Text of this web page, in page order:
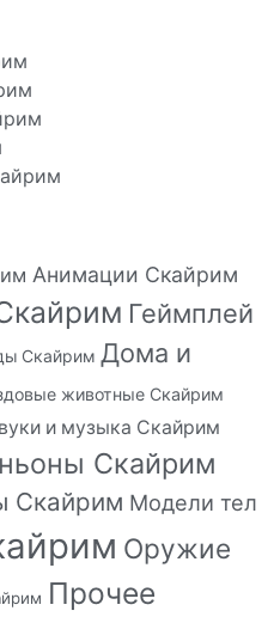
Анимации Скайрим
Геймплей
Скайрим Дома и
животные Скайрим
и музыка Скайрим
Скайрим
Скайрим Модели тел
Оружие
Прочее